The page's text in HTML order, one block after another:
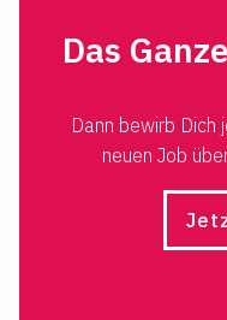
Das
Dann bewirb Dich
neuen Job